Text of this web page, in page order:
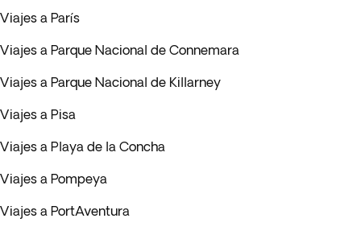
Viajes a París
Viajes a Parque Nacional de Connemara
Viajes a Parque Nacional de Killarney
Viajes a Pisa
Viajes a Playa de la Concha
Viajes a Pompeya
Viajes a PortAventura